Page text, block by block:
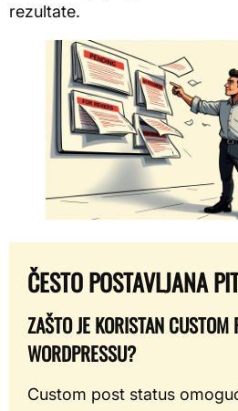
rezultate.
ČESTO POSTAVLJANA
ZAŠTO JE KORISTAN CUSTOM
WORDPRESSU?
Custom post status